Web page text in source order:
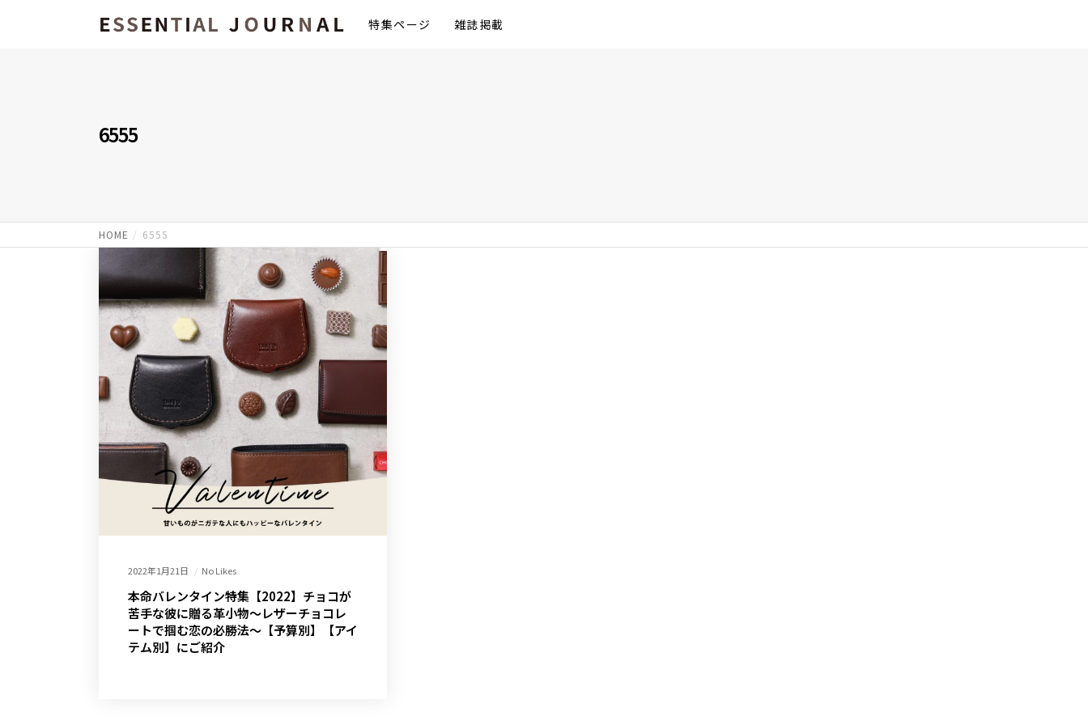
特集ページ 雑誌掲載
6555
HOME 6555
2022年1月21日 No Likes
本命バレンタイン特集【2022】チョコが
苦手な彼に贈る革小物～レザーチョコレ
ートで掴む恋の必勝法～【予算別】【アイ
テム別】にご紹介